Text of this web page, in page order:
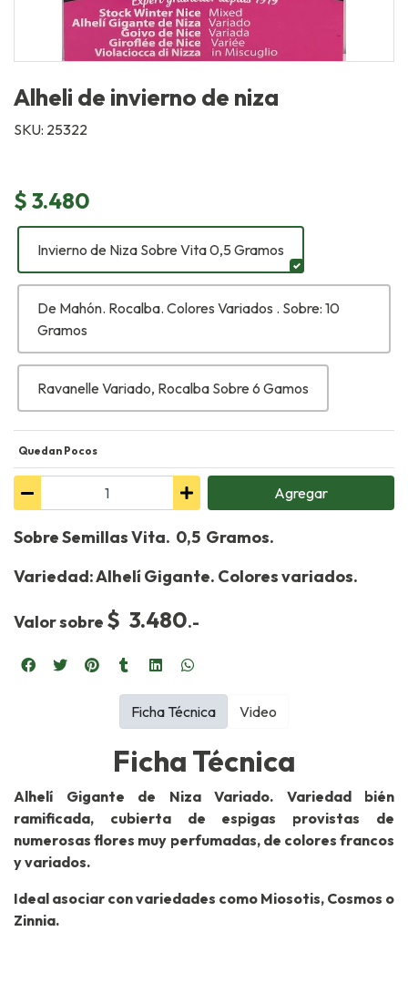
Alheli de invierno de niza
SKU: 25322
$ 3.480
Invierno de Niza Sobre Vita 0,5 Gramos
De Mahón. Rocalba. Colores Variados . Sobre: 10
Gramos
Ravanelle Variado, Rocalba Sobre 6 Gamos
Quedan Pocos
Agregar
Sobre Semillas Vita. 0,5 Gramos.
Variedad: Alhelí Gigante. Colores variados.
Valor sobre $ 3.480.-
Ficha Técnica
Alhelí Gigante de Niza Variado. Variedad bién
ramificada, cubierta de espigas provistas de
numerosas flores muy perfumadas, de colores francos
y variados.
Ideal asociar con variedades como Miosotis, Cosmos o
Zinnia.
Ficha Técnica Video